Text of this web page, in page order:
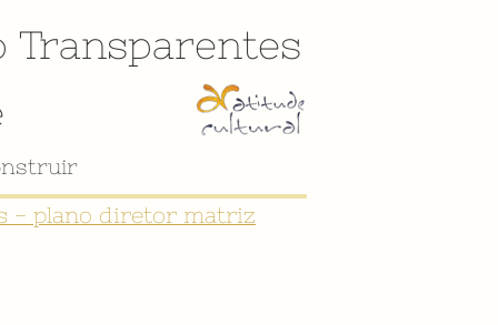
Transparentes
- plano diretor matriz